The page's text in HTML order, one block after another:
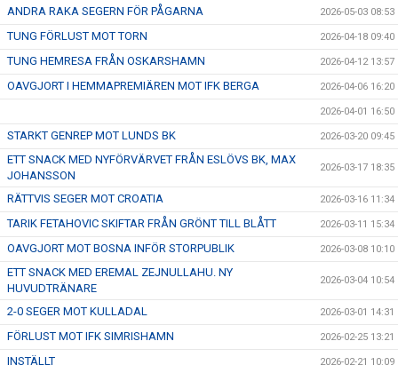
ANDRA RAKA SEGERN FÖR PÅGARNA 2026-05-03 08:53
TUNG FÖRLUST MOT TORN 2026-04-18 09:40
TUNG HEMRESA FRÅN OSKARSHAMN 2026-04-12 13:57
OAVGJORT I HEMMAPREMIÄREN MOT IFK BERGA 2026-04-06 16:20
2026-04-01 16:50
STARKT GENREP MOT LUNDS BK 2026-03-20 09:45
ETT SNACK MED NYFÖRVÄRVET FRÅN ESLÖVS BK, MAX
JOHANSSON
2026-03-17 18:35
RÄTTVIS SEGER MOT CROATIA 2026-03-16 11:34
TARIK FETAHOVIC SKIFTAR FRÅN GRÖNT TILL BLÅTT 2026-03-11 15:34
OAVGJORT MOT BOSNA INFÖR STORPUBLIK 2026-03-08 10:10
ETT SNACK MED EREMAL ZEJNULLAHU. NY
HUVUDTRÄNARE
2026-03-04 10:54
2-0 SEGER MOT KULLADAL 2026-03-01 14:31
FÖRLUST MOT IFK SIMRISHAMN 2026-02-25 13:21
INSTÄLLT 2026-02-21 10:09